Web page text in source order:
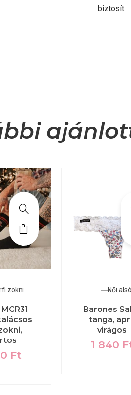
biztosít.
zokni
Ft
Női alsó
Barones
tanga,
virágos
1 840